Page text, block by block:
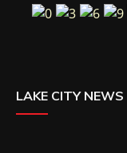
LAKE CITY NEWS